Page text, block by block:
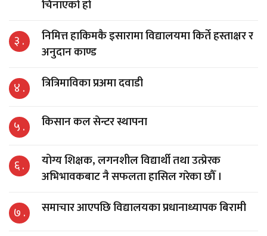
चिनाएको हो
३ .
निमित्त हाकिमकै इसारामा विद्यालयमा किर्ते हस्ताक्षर र
अनुदान काण्ड
४ . त्रित्रिमाविका प्रअमा दवाडी
५ . किसान कल सेन्टर स्थापना
६ .
योग्य शिक्षक, लगनशील विद्यार्थी तथा उत्प्रेरक
अभिभावकबाट नै सफलता हासिल गरेका छौँ ।
७ . समाचार आएपछि विद्यालयका प्रधानाध्यापक बिरामी